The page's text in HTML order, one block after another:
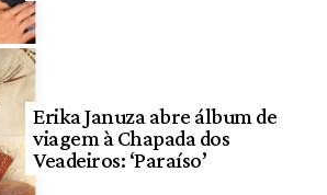
Erika Januza abre álbum de
viagem à Chapada dos
Veadeiros: ‘Paraíso’